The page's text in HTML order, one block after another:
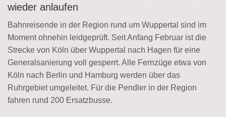
wieder anlaufen
Bahnreisende in der Region rund um Wuppertal sind im
Moment ohnehin leidgeprüft. Seit Anfang Februar ist die
Strecke von Köln über Wuppertal nach Hagen für eine
Generalsanierung voll gesperrt. Alle Fernzüge etwa von
Köln nach Berlin und Hamburg werden über das
Ruhrgebiet umgeleitet. Für die Pendler in der Region
fahren rund 200 Ersatzbusse.